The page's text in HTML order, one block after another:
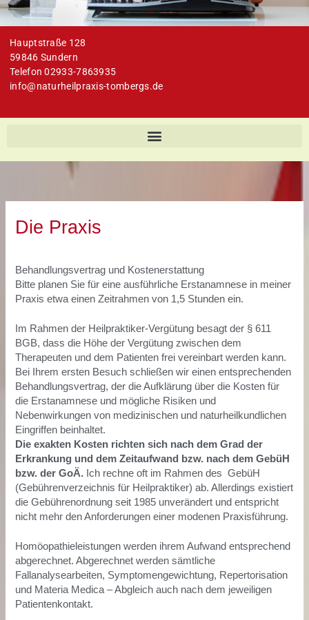
Hauptstraße 128
59846 Sundern
Telefon 02933-7863935
info@naturheilpraxis-tombergs.de
Die Praxis
Behandlungsvertrag und Kostenerstattung
Bitte planen Sie für eine ausführliche Erstanamnese in meiner
Praxis etwa einen Zeitrahmen von 1,5 Stunden ein.
Im Rahmen der Heilpraktiker-Vergütung besagt der § 611
BGB, dass die Höhe der Vergütung zwischen dem
Therapeuten und dem Patienten frei vereinbart werden kann.
Bei Ihrem ersten Besuch schließen wir einen entsprechenden
Behandlungsvertrag, der die Aufklärung über die Kosten für
die Erstanamnese und mögliche Risiken und
Nebenwirkungen von medizinischen und naturheilkundlichen
Eingriffen beinhaltet.
Die exakten Kosten richten sich nach dem Grad der
Erkrankung und dem Zeitaufwand bzw. nach dem GebüH
bzw. der GoÄ. Ich rechne oft im Rahmen des GebüH
(Gebührenverzeichnis für Heilpraktiker) ab. Allerdings existiert
die Gebührenordnung seit 1985 unverändert und entspricht
nicht mehr den Anforderungen einer modenen Praxisführung.
Homöopathieleistungen werden ihrem Aufwand entsprechend
abgerechnet. Abgerechnet werden sämtliche
Fallanalysearbeiten, Symptomengewichtung, Repertorisation
und Materia Medica – Abgleich auch nach dem jeweiligen
Patientenkontakt.